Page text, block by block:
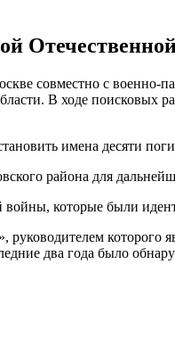
совместно с военно-
В ходе поисковых
имена десяти
района для
войны, которые были
которого
два года было